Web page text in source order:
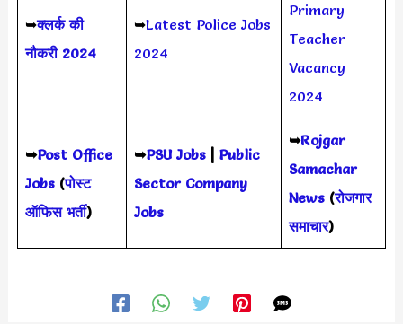
➥क्लर्क की
नौकरी 2024
➥Latest Police Jobs
2024
Primary
Teacher
Vacancy
2024
➥Post Office
Jobs(पोस्ट
ऑफिस भर्ती)
➥PSU Jobs| Public
Sector Company
Jobs
➥Rojgar
Samachar
News(रोजगार
समाचार)